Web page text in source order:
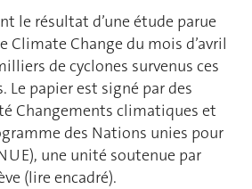
le résultat d’une étude parue
Climate Change du mois d’avril
de cyclones survenus ces
Le papier est signé par des
Changements climatiques et
des Nations unies pour
une unité soutenue par
(lire encadré).